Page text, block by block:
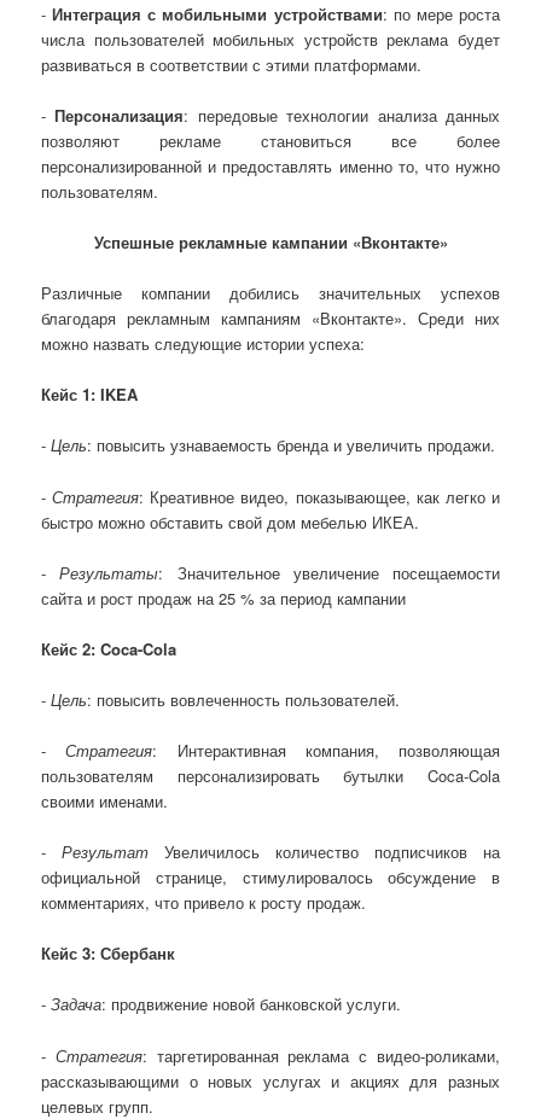
-Интеграция с мобильными устройствами: по мере роста
числа пользователей мобильных устройств реклама будет
развиваться в соответствии с этими платформами.
-Персонализация: передовые технологии анализа данных
позволяют рекламе становиться все более
персонализированной и предоставлять именно то, что нужно
пользователям.
Успешные рекламные кампании «Вконтакте»
Различные компании добились значительных успехов
благодаря рекламным кампаниям «Вконтакте». Среди них
можно назвать следующие истории успеха:
Кейс 1: IKEA
-Цель: повысить узнаваемость бренда и увеличить продажи.
-Стратегия: Креативное видео, показывающее, как легко и
быстро можно обставить свой дом мебелью ИКЕА.
-Результаты: Значительное увеличение посещаемости
сайта и рост продаж на 25 % за период кампании
Кейс 2: Coca-Cola
-Цель: повысить вовлеченность пользователей.
-Стратегия: Интерактивная компания, позволяющая
пользователям персонализировать бутылки Coca-Cola
своими именами.
-Результат Увеличилось количество подписчиков на
официальной странице, стимулировалось обсуждение в
комментариях, что привело к росту продаж.
Кейс 3: Сбербанк
-Задача: продвижение новой банковской услуги.
- Стратегия: таргетированная реклама с видео-роликами,
рассказывающими о новых услугах и акциях для разных
целевых групп.